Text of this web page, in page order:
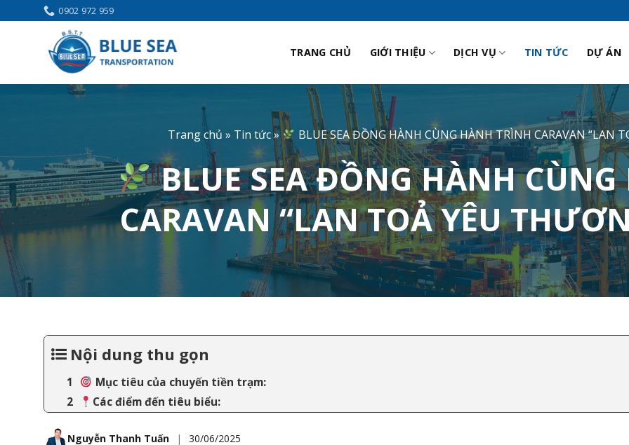
qua
0902 972 959
TRANG CHỦ GIỚI THIỆU DỊCH VỤ TIN TỨC DỰ ÁN
Trang chủ » Tin tức» BLUE SEA ĐỒNG HÀNH CÙNG HÀNH TRÌNH CARAVAN “LAN
BLUE SEA ĐỒNG HÀNH
CARAVAN “LAN TOẢ YÊU
Nội dung thu gọn
Mục tiêu của chuyến tiền trạm:
Các điểm đến tiêu biểu:
Nguyễn Thanh Tuấn | 30/06/2025